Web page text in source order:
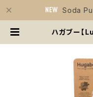
Soda
ハガブー【